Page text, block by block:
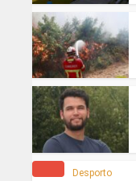
Desporto